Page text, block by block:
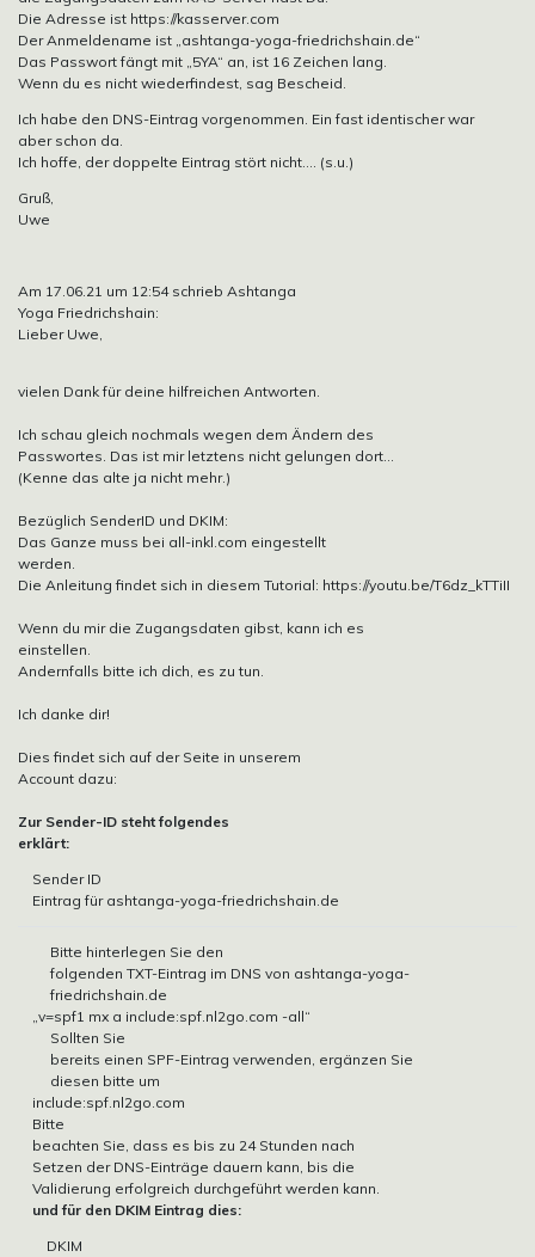
Die Adresse ist https://kasserver.com
Der Anmeldename ist „ashtanga-yoga-friedrichshain.de“
Das Passwort fängt mit „5YA“ an, ist 16 Zeichen lang.
Wenn du es nicht wiederfindest, sag Bescheid.
Ich habe den DNS-Eintrag vorgenommen. Ein fast identischer war
aber schon da.
Ich hoffe, der doppelte Eintrag stört nicht…. (s.u.)
Gruß,
Uwe
Am 17.06.21 um 12:54 schrieb Ashtanga
Yoga Friedrichshain:
Lieber Uwe,
vielen Dank für deine hilfreichen Antworten.
Ich schau gleich nochmals wegen dem Ändern des
Passwortes. Das ist mir letztens nicht gelungen dort…
(Kenne das alte ja nicht mehr.)
Bezüglich SenderID und DKIM:
Das Ganze muss bei all-inkl.com eingestellt
werden.
Die Anleitung findet sich in diesem Tutorial: https://youtu.be/T6dz_kTTiII
Wenn du mir die Zugangsdaten gibst, kann ich es
einstellen.
Andernfalls bitte ich dich, es zu tun.
Ich danke dir!
Dies findet sich auf der Seite in unserem
Account dazu:
Zur Sender-ID steht folgendes
erklärt:
Sender ID
Eintrag für ashtanga-yoga-friedrichshain.de
Bitte hinterlegen Sie den
folgenden TXT-Eintrag im DNS von ashtanga-yoga-
friedrichshain.de
„v=spf1 mx a include:spf.nl2go.com -all“
Sollten Sie
bereits einen SPF-Eintrag verwenden, ergänzen Sie
diesen bitte um
include:spf.nl2go.com
Bitte
beachten Sie, dass es bis zu 24 Stunden nach
Setzen der DNS-Einträge dauern kann, bis die
Validierung erfolgreich durchgeführt werden kann.
und für den DKIM Eintrag dies:
DKIM